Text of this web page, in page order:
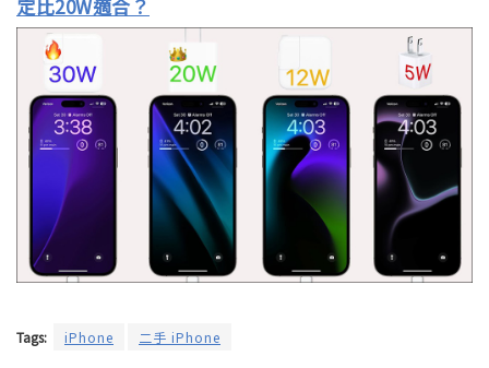
定比20W適合？
Tags: iPhone 二手 iPhone